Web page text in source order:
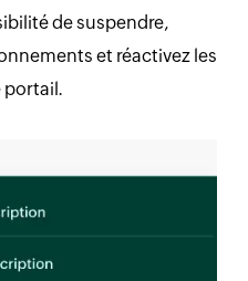
de suspendre,
et réactivez les
portail.